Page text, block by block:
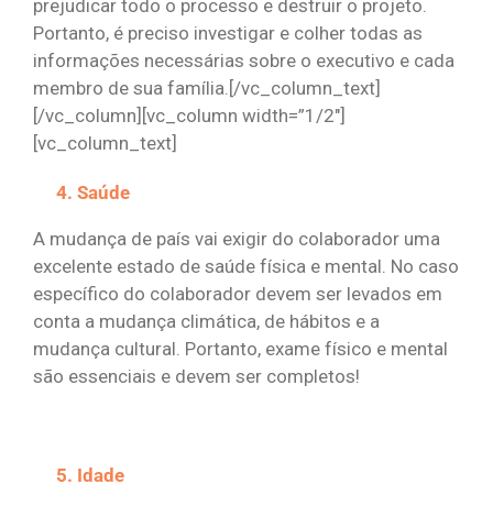
prejudicar todo o processo e destruir o projeto.
Portanto, é preciso investigar e colher todas as
informações necessárias sobre o executivo e cada
membro de sua família.[/vc_column_text]
[/vc_column][vc_column width=”1/2″]
[vc_column_text]
Saúde
A mudança de país vai exigir do colaborador uma
excelente estado de saúde física e mental. No caso
específico do colaborador devem ser levados em
conta a mudança climática, de hábitos e a
mudança cultural. Portanto, exame físico e mental
são essenciais e devem ser completos!
Idade